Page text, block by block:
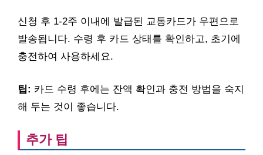
신청 후 1-2주 이내에 발급된 교통카드가 우편으로
발송됩니다. 수령 후 카드 상태를 확인하고, 초기에
충전하여 사용하세요.
팁: 카드 수령 후에는 잔액 확인과 충전 방법을 숙지
해 두는 것이 좋습니다.
추가 팁